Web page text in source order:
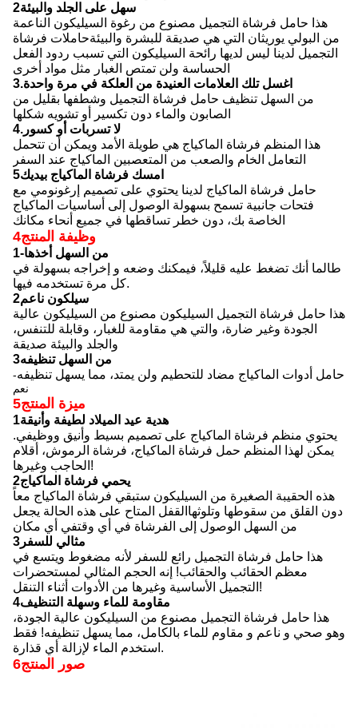
2سهل على الجلد والبيئة
هذا حامل فرشاة التجميل مصنوع من رغوة السيليكون الناعمة
من البولي يوريثان التي هي صديقة للبشرة والبيئةحاملات فرشاة
التجميل لدينا ليس لديها رائحة السيليكون التي تسبب ردود الفعل
الحساسة ولن تمتص الغبار مثل مواد أخرى
3.اغسل تلك العلامات العنيدة من العلكة في مرة واحدة
من السهل تنظيف حامل فرشاة التجميل وشطفها بقليل من
الصابون والماء دون تكسير أو تشويه شكلها
4.لا تسربات أو كسور
هذا المنظم فرشاة الماكياج هي طويلة الأمد ويمكن أن تتحمل
التعامل الخام والصعب من المتعصبين الماكياج عند السفر
5امسك فرشاة الماكياج بيديك
حامل فرشاة الماكياج لدينا يحتوي على تصميم إرغونومي مع
فتحات جانبية تسمح بسهولة الوصول إلى أساسيات الماكياج
الخاصة بك، دون خطر تساقطها في جميع أنحاء مكانك
4وظيفة المنتج
1-من السهل أخذها
طالما أنك تضغط عليه قليلاً، فيمكنك وضعه و إخراجه بسهولة في
كل مرة تستخدمه فيها.
2سيلكون ناعم
هذا حامل فرشاة التجميل السيليكون مصنوع من السيليكون عالية
الجودة وغير ضارة، والتي هي مقاومة للغبار، وقابلة للتنفس،
والجلد والبيئة صديقة
3من السهل تنظيفه
حامل أدوات الماكياج مضاد للتحطيم ولن يمتد، مما يسهل تنظيفه-
نعم
5ميزة المنتج
1هدية عيد الميلاد لطيفة وأنيقة
يحتوي منظم فرشاة الماكياج على تصميم بسيط وأنيق ووظيفي.
يمكن لهذا المنظم حمل فرشاة الماكياج، فرشاة الرموش، أقلام
الحاجب وغيرها!
2يحمي فرشاة الماكياج
هذه الحقيبة الصغيرة من السيليكون ستبقي فرشاة الماكياج معاً
دون القلق من سقوطها وتلوثهاالقفل المتاح على هذه الحالة يجعل
من السهل الوصول إلى الفرشاة في أي وقتفي أي مكان
3مثالي للسفر
هذا حامل فرشاة التجميل رائع للسفر لأنه مضغوط ويتسع في
معظم الحقائب والحقائب! إنه الحجم المثالي لمستحضرات
التجميل الأساسية وغيرها من الأدوات أثناء التنقل!
4مقاومة للماء وسهلة التنظيف
هذا حامل فرشاة التجميل مصنوع من السيليكون عالية الجودة،
وهو صحي و ناعم و مقاوم للماء بالكامل، مما يسهل تنظيفه! فقط
استخدم الماء لإزالة أي قذارة.
6صور المنتج